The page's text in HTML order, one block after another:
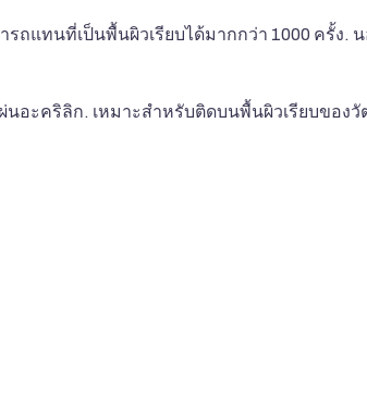
แทนที่เป็นพื้นผิวเรียบได้มากกว่า 1000 ครั้ง.
อะคริลิก. เหมาะสำหรับติดบนพื้นผิวเรียบของ